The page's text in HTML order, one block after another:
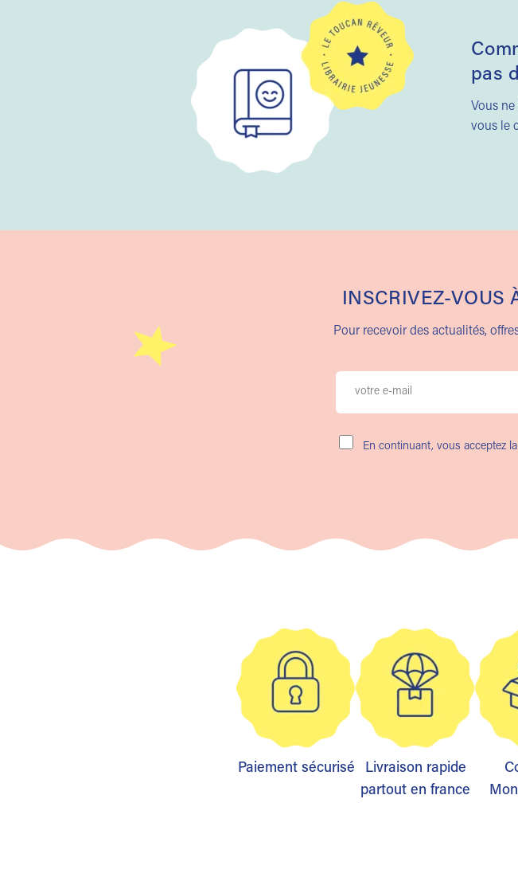
pas
Vous
vous le
INSCRIVEZ-VOUS
Pour recevoir des actualités,
En continuant, vous acceptez
Paiement sécurisé
Livraison rapide
partout en france